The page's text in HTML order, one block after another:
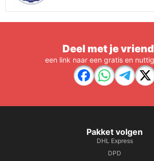
Deel met je
een link naar een gratis en
Pakket volgen
DHL Express
DPD